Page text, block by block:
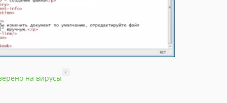
на вирусы
?